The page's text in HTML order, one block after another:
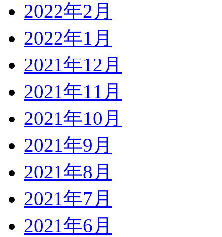
2022年2月
2022年1月
2021年12月
2021年11月
2021年10月
2021年9月
2021年8月
2021年7月
2021年6月